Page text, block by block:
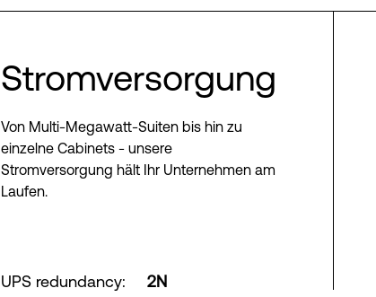
Stromversorgung
Von Multi-Megawatt-Suiten bis hin zu
einzelne Cabinets - unsere
Stromversorgung hält Ihr Unternehmen am
Laufen.
UPS redundancy: 2N